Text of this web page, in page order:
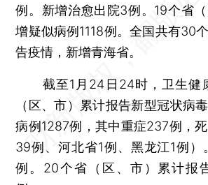
例。新增治愈出院3例。19个省
增疑似病例1118例。全国共有30
告疫情，新增青海省。
截至1月24日24时，卫生健
（区、市）累计报告新型冠状病
病例1287例，其中重症237例，
39例、河北省1例、黑龙江1例
例。20个省（区、市）累计报